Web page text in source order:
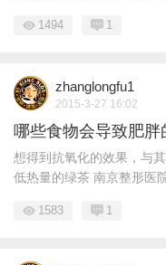
1494 1
zhanglongfu1
2015-3-27 16:02
哪些食物会导致肥胖
想得到抗氧化的效果，与
低热量的绿茶 南京整形医院
1583 1